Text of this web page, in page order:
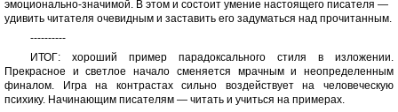
эмоционально-значимой. В этом и состоит умение настоящего писателя —
удивить читателя очевидным и заставить его задуматься над прочитанным.
----------
ИТОГ: хороший пример парадоксального стиля в изложении.
Прекрасное и светлое начало сменяется мрачным и неопределенным
финалом. Игра на контрастах сильно воздействует на человеческую
психику. Начинающим писателям — читать и учиться на примерах.